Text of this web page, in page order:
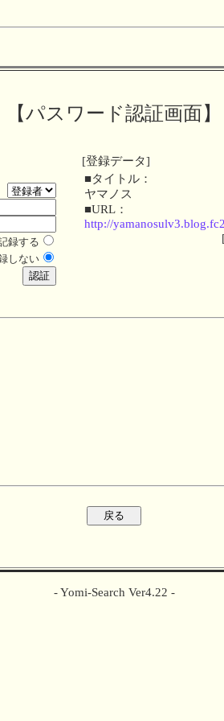
【パスワード認証画面】
録する
しない
[登録データ]
■タイトル：
ヤマノス
■URL：
http://
- Yomi-Search Ver4.22 -